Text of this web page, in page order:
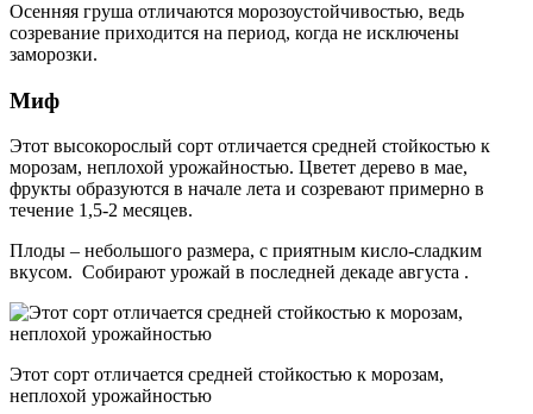
Осенняя груша отличаются морозоустойчивостью, ведь
созревание приходится на период, когда не исключены
заморозки.
Миф
Этот высокорослый сорт отличается средней стойкостью к
морозам, неплохой урожайностью. Цветет дерево в мае,
фрукты образуются в начале лета и созревают примерно в
течение 1,5-2 месяцев.
Плоды – небольшого размера, с приятным кисло-сладким
вкусом. Собирают урожай в последней декаде августа .
Этот сорт отличается средней стойкостью к морозам,
неплохой урожайностью